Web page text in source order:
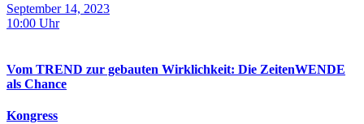
September 14, 2023
10:00 Uhr
Vom TREND zur gebauten Wirklichkeit: Die ZeitenWENDE
als Chance
Kongress